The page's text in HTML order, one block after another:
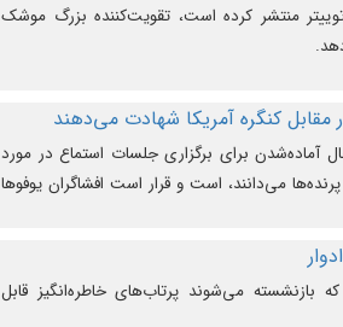
منتشر کرده است، تقویت‌کننده بزرگ موشک
مقابل کنگره آمریکا شهادت می‌دهند
آماده‌شدن برای برگزاری جلسات استماع در مورد
می‌دانند، است و قرار است افشاگران یوفوها
بازنشسته می‌شوند پرتاب‌های خاطره‌انگیز قابل